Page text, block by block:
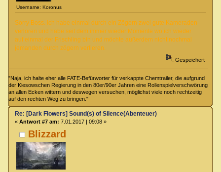
Username: Koronus
Sorry Boss. Ich habe einmal durch ein Zögern zwei gute Kameraden
verloren und habe seit dem immer wieder Momente wo ich wieder
auf einmal der Frischling bin und möchte außerdem nicht nochmal
jemanden durch zögern verlieren.
Gespeichert
"Naja, ich halte eher alle FATE-Befürworter für verkappte Chemtrailer, die aufgrund
der Kiesowschen Regierung in den 80er/90er Jahren eine Rollenspielverschwörung
an allen Ecken wittern und deswegen versuchen, möglichst viele noch rechtzeitig
auf den rechten Weg zu bringen."
Blizzard
Re: [Dark Flowers] Sound(s) of Silence(Abenteuer)
« Antwort #7 am: 7.01.2017 | 09:08 »